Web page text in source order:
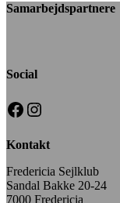
Samarbejdspartnere
Social
Facebook
Instagram
Kontakt
Fredericia Sejlklub
Sandal Bakke 20-24
7000 Fredericia